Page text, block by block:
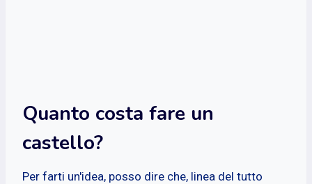
Quanto costa fare un
castello?
Per farti un'idea, posso dire che, linea del tutto